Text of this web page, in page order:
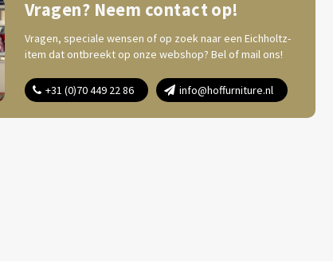
Vragen? Neem contact op!
Vragen, speciale wensen of op zoek naar een Eichholtz-
item dat ontbreekt op onze webshop? Bel of mail ons!
+31 (0)70 449 22 86 info@hoffurniture.nl